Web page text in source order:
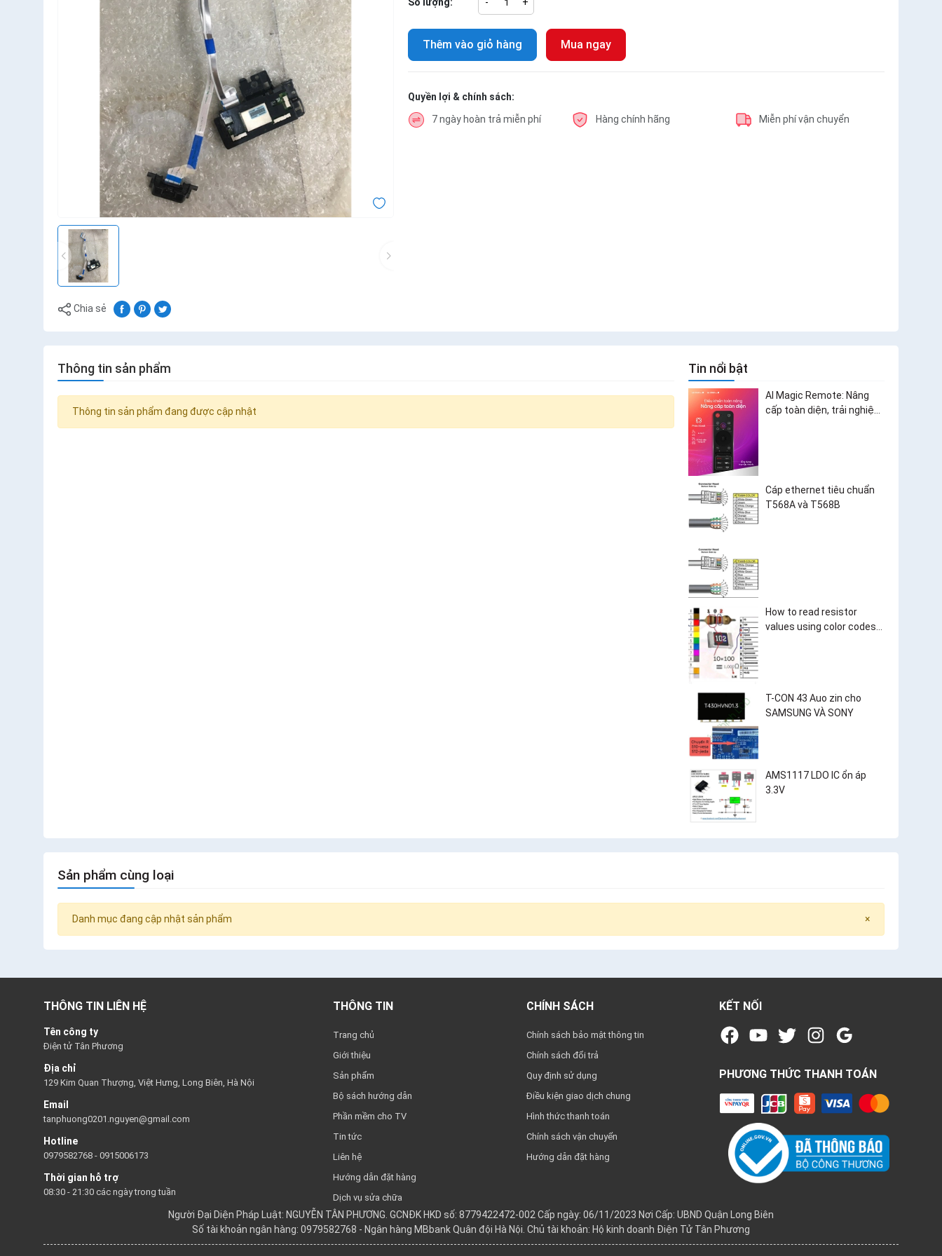
Chia sẻ
Thêm vào giỏ hàng Mua ngay
Quyền lợi & chính sách:
7 ngày hoàn trả miễn phí Hàng chính hãng Miễn phí vận chuyển
Thông tin sản phẩm
Thông tin sản phẩm đang được cập nhật
Tin nổi bật
AI Magic Remote: Nâng
cấp toàn diện, trải nghiệm
Cáp ethernet tiêu chuẩn
T568A và T568B
How to read resistor
values using color codes
T-CON 43 Auo zin cho
SAMSUNG VÀ SONY
AMS1117 LDO IC ổn áp
3.3V
Sản phẩm cùng loại
×
Danh mục đang cập nhật sản phẩm
THÔNG TIN LIÊN HỆ
Tên công ty
Điện tử Tân Phương
Địa chỉ
129 Kim Quan Thượng, Việt Hưng, Long Biên, Hà Nội
Email
tanphuong0201.nguyen@gmail.com
Hotline
0979582768 - 0915006173
Thời gian hỗ trợ
08:30 - 21:30 các ngày trong tuần
THÔNG TIN
Trang chủ
Giới thiệu
Sản phẩm
Bộ sách hướng dẫn
Phần mềm cho TV
Tin tức
Liên hệ
Hướng dẫn đặt hàng
Dịch vụ sửa chữa
CHÍNH SÁCH
Chính sách bảo mật thông tin
Chính sách đổi trả
Quy định sử dụng
Điều kiện giao dịch chung
Hình thức thanh toán
Chính sách vận chuyển
Hướng dẫn đặt hàng
KẾT NỐI
PHƯƠNG THỨC THANH TOÁN
Người Đại Diện Pháp Luật: NGUYỄN TÂN PHƯƠNG. GCNĐK HKD số: 8779422472-002 Cấp ngày: 06/11/2023 Nơi Cấp: UBND Quận Long Biên
Số tài khoản ngân hàng: 0979582768 - Ngân hàng MBbank Quân đội Hà Nội. Chủ tài khoản: Hộ kinh doanh Điện Tử Tân Phương